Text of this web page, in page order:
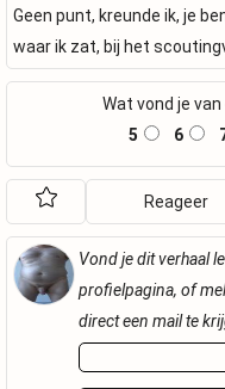
Geen punt, kreunde ik, je
waar ik zat, bij het
Wat vond je
5
6
Reageer
Vond je dit verhaal
profielpagina, of
direct een mail te